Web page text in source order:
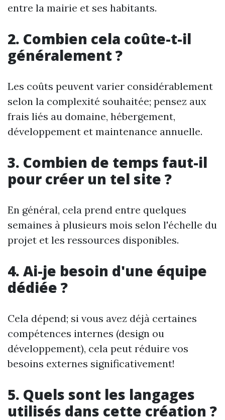
entre la mairie et ses habitants.
2. Combien cela coûte-t-il
généralement ?
Les coûts peuvent varier considérablement
selon la complexité souhaitée; pensez aux
frais liés au domaine, hébergement,
développement et maintenance annuelle.
3. Combien de temps faut-il
pour créer un tel site ?
En général, cela prend entre quelques
semaines à plusieurs mois selon l'échelle du
projet et les ressources disponibles.
4. Ai-je besoin d'une équipe
dédiée ?
Cela dépend; si vous avez déjà certaines
compétences internes (design ou
développement), cela peut réduire vos
besoins externes significativement!
5. Quels sont les langages
utilisés dans cette création ?